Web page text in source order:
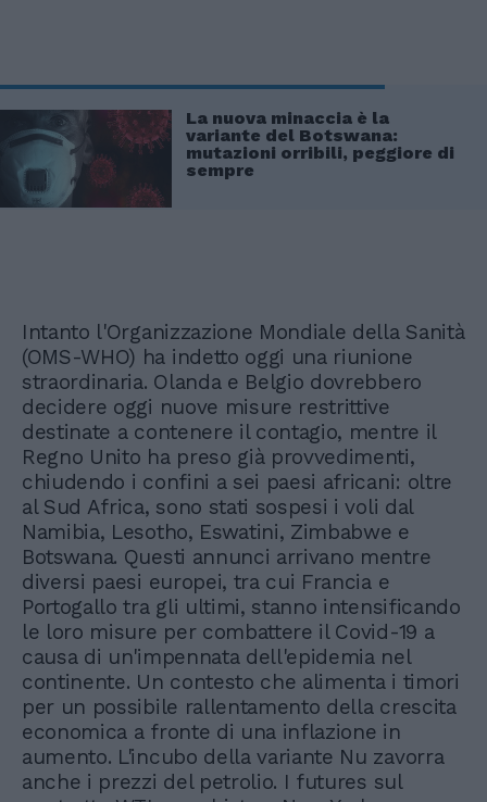
La nuova minaccia è la
variante del Botswana:
mutazioni orribili, peggiore di
sempre
Intanto l'Organizzazione Mondiale della Sanità
(OMS-WHO) ha indetto oggi una riunione
straordinaria. Olanda e Belgio dovrebbero
decidere oggi nuove misure restrittive
destinate a contenere il contagio, mentre il
Regno Unito ha preso già provvedimenti,
chiudendo i confini a sei paesi africani: oltre
al Sud Africa, sono stati sospesi i voli dal
Namibia, Lesotho, Eswatini, Zimbabwe e
Botswana. Questi annunci arrivano mentre
diversi paesi europei, tra cui Francia e
Portogallo tra gli ultimi, stanno intensificando
le loro misure per combattere il Covid-19 a
causa di un'impennata dell'epidemia nel
continente. Un contesto che alimenta i timori
per un possibile rallentamento della crescita
economica a fronte di una inflazione in
aumento. L'incubo della variante Nu zavorra
anche i prezzi del petrolio. I futures sul